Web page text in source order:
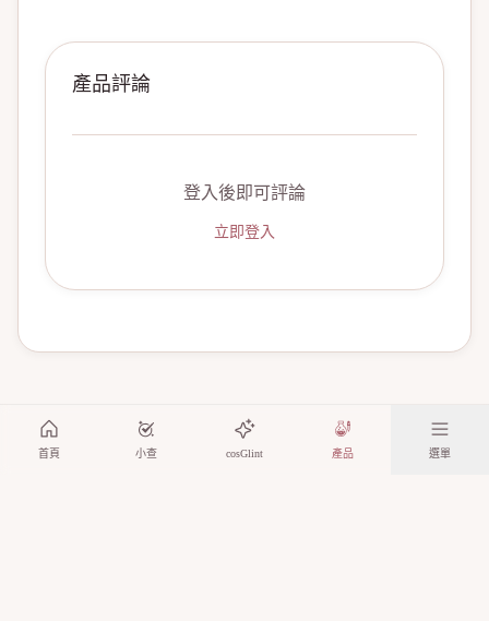
產品評論
登入後即可評論
立即登入
首頁 小查 cosGlint 產品 選單